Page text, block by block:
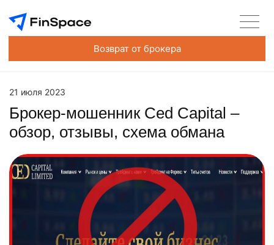
Возврат от брокера
21 июля 2023
Брокер-мошенник Ced Capital –
обзор, отзывы, схема обмана